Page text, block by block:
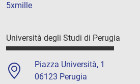
5xmille
Università degli Studi di Perugia
Piazza Università, 1
06123 Perugia